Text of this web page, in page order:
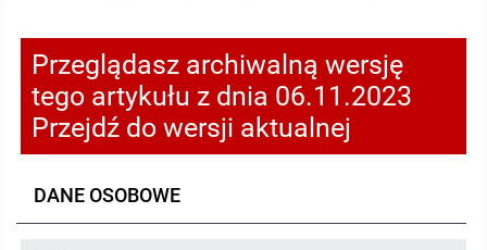
Przeglądasz archiwalną wersję
tego artykułu z dnia 06.11.2023
Przejdź do wersji aktualnej
DANE OSOBOWE